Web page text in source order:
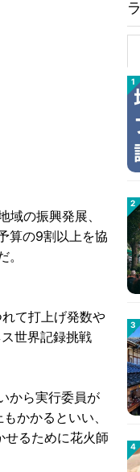
の振興発展、
算の9割以上を協
て打上げ発数や
世界記録挑戦
から実行委員が
かかるといい、
せるために花火師
1
2
3
4